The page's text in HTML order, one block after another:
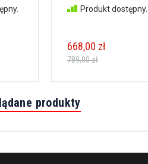
Produkt dostępny.
668,00 zł
789,00 zł
produkty